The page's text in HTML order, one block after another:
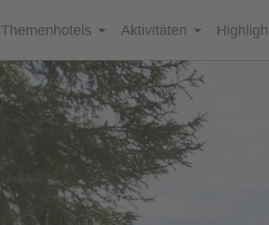
Themenhotels Aktivitäten